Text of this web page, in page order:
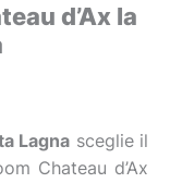
d’Ax la
Lagna sceglie il
Chateau d’Ax